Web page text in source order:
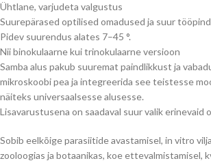
Ühtlane, varjudeta valgustus
Suurepärased optilised omadused ja suur tööpind
Pidev suurendus alates 7–45 °.
Nii binokulaarne kui trinokulaarne versioon
Samba alus pakub suuremat paindlikkust ja
mikroskoobi pea ja integreerida see teistesse
näiteks universaalsesse alusesse.
Lisavarustusena on saadaval suur valik erinevaid
Sobib eelkõige parasiitide avastamisel, in vitro
zooloogias ja botaanikas, koe ettevalmistamisel,